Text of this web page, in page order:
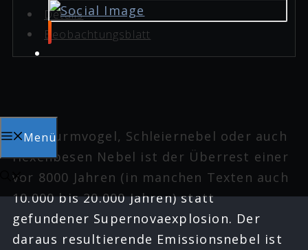
Menü
Details
Beobachtungsblatt
Der Sturmvogel, Schleiernebel oder auch
Hexenbesen Nebel ist der Überrest einer
vor 8000 Jahren (in manchen Texten auch
10.000 bis 20.000 Jahren) statt
gefundener Supernovaexplosion. Der
daraus resultierende Emissionsnebel ist